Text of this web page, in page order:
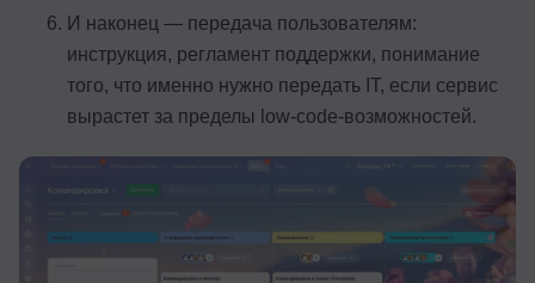
И наконец — передача пользователям:
инструкция, регламент поддержки, понимание
того, что именно нужно передать IT, если сервис
вырастет за пределы low-code-возможностей.